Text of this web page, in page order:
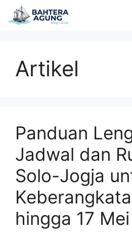
Langsung
ke
Artikel
Panduan
Jadwal dan
Solo-Jogja
hingga 17